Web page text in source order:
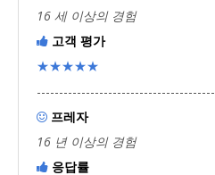
16 세 이상의 경험
 고객 평가
★★★★★
----------------------------------------
 프레자
16 년 이상의 경험
 응답률